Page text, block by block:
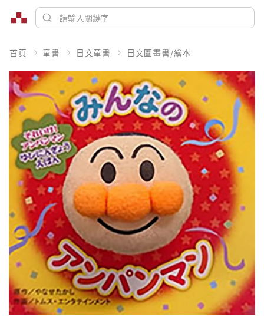
首頁 童書 日文童書 日文圖畫書/繪本